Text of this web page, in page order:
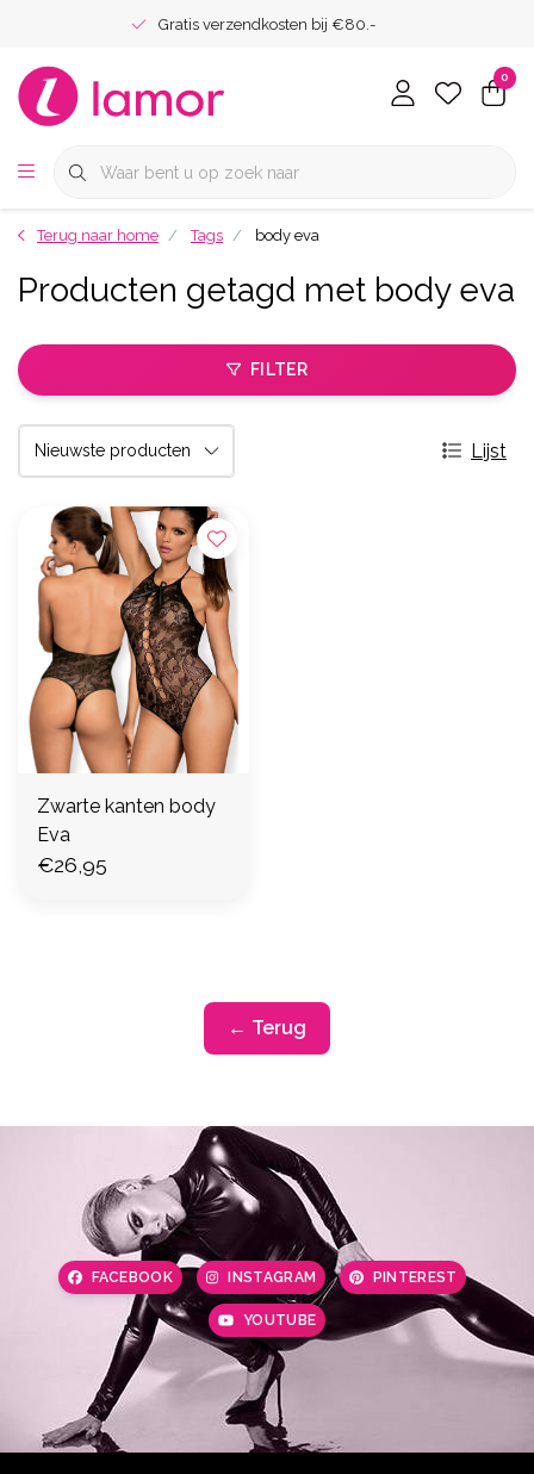
Gratis verzendkosten bij €80.-
0
Terug naar home Tags body eva
Producten getagd met body eva
FILTER
Lijst
Zwarte kanten body
Eva
€26,95
← Terug
FACEBOOK INSTAGRAM PINTEREST
YOUTUBE